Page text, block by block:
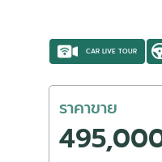
CAR LIVE TOUR
ราคาขาย